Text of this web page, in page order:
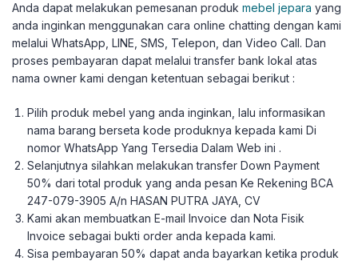
Anda dapat melakukan pemesanan produk mebel jepara yang
anda inginkan menggunakan cara online chatting dengan kami
melalui WhatsApp, LINE, SMS, Telepon, dan Video Call. Dan
proses pembayaran dapat melalui transfer bank lokal atas
nama owner kami dengan ketentuan sebagai berikut :
Pilih produk mebel yang anda inginkan, lalu informasikan
nama barang berseta kode produknya kepada kami Di
nomor WhatsApp Yang Tersedia Dalam Web ini .
Selanjutnya silahkan melakukan transfer Down Payment
50% dari total produk yang anda pesan Ke Rekening BCA
247-079-3905 A/n HASAN PUTRA JAYA, CV
Kami akan membuatkan E-mail Invoice dan Nota Fisik
Invoice sebagai bukti order anda kepada kami.
Sisa pembayaran 50% dapat anda bayarkan ketika produk